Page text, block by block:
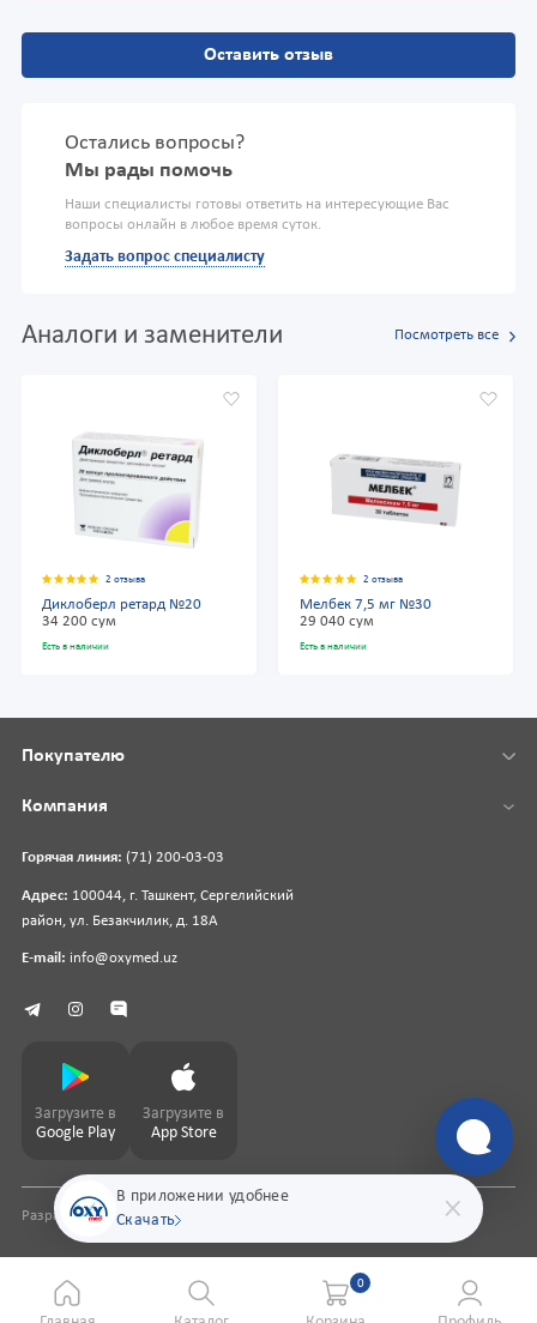
Оставить отзыв
Остались вопросы?
Мы рады помочь
Наши специалисты готовы ответить на интересующие Вас
вопросы онлайн в любое время суток.
Задать вопрос специалисту
Аналоги и заменители Посмотреть все
2 отзыва
Диклоберл ретард №20
34 200 сум
Есть в наличии
2 отзыва
Мелбек 7,5 мг №30
29 040 сум
Есть в наличии
В приложении удобнее
Скачать
Горячая линия: (71) 200-03-03
Адрес: 100044, г. Ташкент, Сергелийский
район, ул. Безакчилик, д. 18А
E-mail: info@oxymed.uz
Покупателю
Компания
Загрузите в
Google Play
Загрузите в
App Store
Разработка сайтаpharmit.uz
0